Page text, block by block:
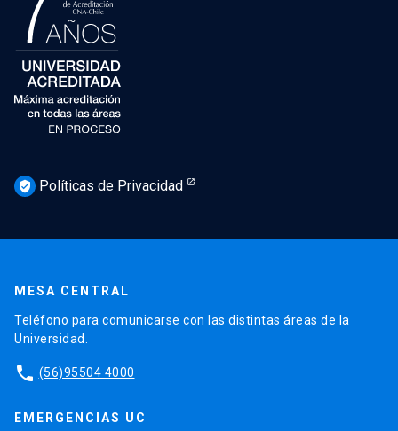
verified_user Políticas de Privacidad
MESA CENTRAL
Teléfono para comunicarse con las distintas áreas de la
Universidad.
phone (56)95504 4000
EMERGENCIAS UC